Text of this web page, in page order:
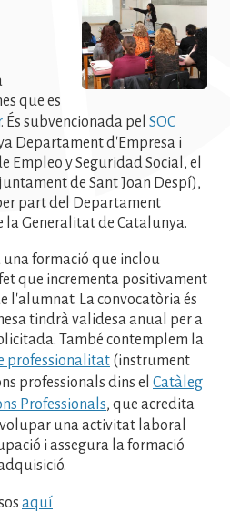
que es
. És subvencionada pel SOC
Departament d'Empresa i
Empleo y Seguridad Social, el
de Sant Joan Despí),
part del Departament
la Generalitat de Catalunya.
una formació que inclou
que incrementa positivament
l'alumnat. La convocatòria és
tindrà validesa anual per a
També contemplem la
professionalitat (instrument
professionals dins el Catàleg
Professionals, que acredita
una activitat laboral
i assegura la formació
aquí